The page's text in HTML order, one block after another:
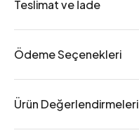
Teslimat ve İade
Ödeme Seçenekleri
Ürün Değerlendirmeleri